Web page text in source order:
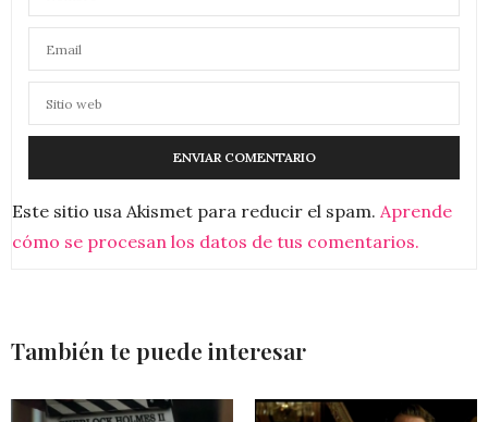
Este sitio usa Akismet para reducir el spam. Aprende
cómo se procesan los datos de tus comentarios.
También te puede interesar